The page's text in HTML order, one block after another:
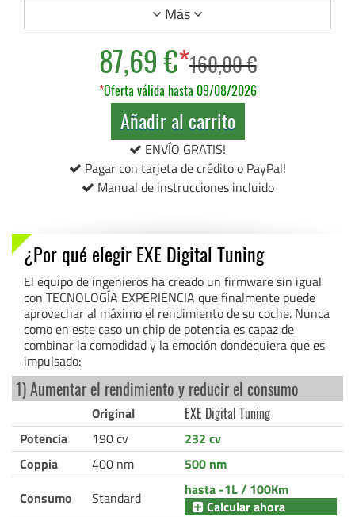
Más
87,69 €*160,00 €
*Oferta válida hasta 09/08/2026
Añadir al carrito
ENVÍO GRATIS!
Pagar con tarjeta de crédito o PayPal!
Manual de instrucciones incluido
¿Por qué elegir EXE Digital Tuning
El equipo de ingenieros ha creado un firmware sin igual
con TECNOLOGÍA EXPERIENCIA que finalmente puede
aprovechar al máximo el rendimiento de su coche. Nunca
como en este caso un chip de potencia es capaz de
combinar la comodidad y la emoción dondequiera que es
impulsado:
1) Aumentar el rendimiento y reducir el consumo
Original
EXE Digital Tuning
Potencia
190 cv
232 cv
Coppia
400 nm
500 nm
Consumo
Standard
hasta -1L / 100Km
Calcular ahora